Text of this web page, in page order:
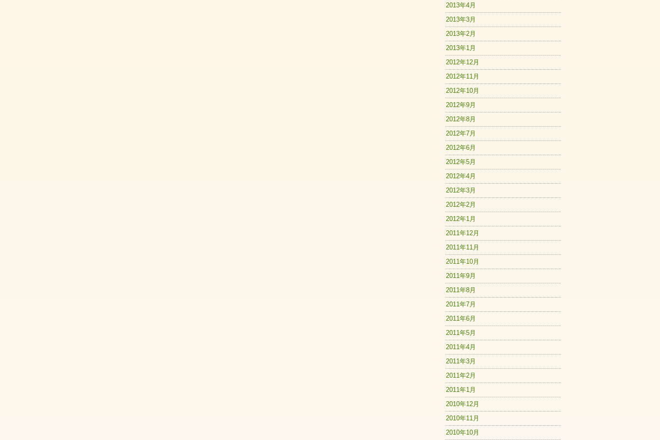
2013年4月
2013年3月
2013年2月
2013年1月
2012年12月
2012年11月
2012年10月
2012年9月
2012年8月
2012年7月
2012年6月
2012年5月
2012年4月
2012年3月
2012年2月
2012年1月
2011年12月
2011年11月
2011年10月
2011年9月
2011年8月
2011年7月
2011年6月
2011年5月
2011年4月
2011年3月
2011年2月
2011年1月
2010年12月
2010年11月
2010年10月